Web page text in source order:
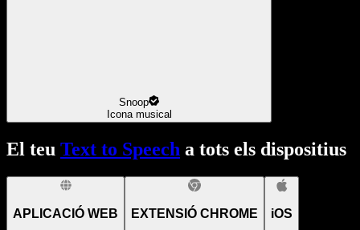
Snoop
Icona musical
El teu Text to Speech a tots els dispositius
APLICACIÓ WEB EXTENSIÓ CHROME iOS